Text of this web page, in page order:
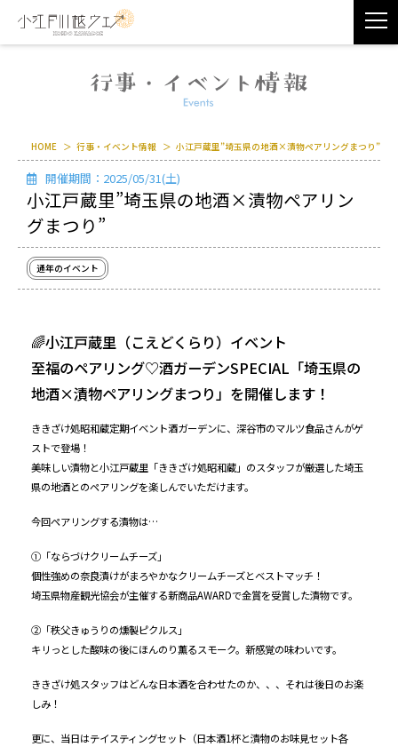
HOME 行事・イベント情報 小江戸蔵里”埼玉県の地酒×漬物ペアリングまつり”
開催期間：2025/05/31(土)
小江戸蔵里”埼玉県の地酒×漬物ペアリン
グまつり”
通年のイベント
🌈小江戸蔵里（こえどくらり）イベント
至福のペアリング♡酒ガーデンSPECIAL「埼玉県の
地酒×漬物ペアリングまつり」を開催します！
ききざけ処昭和蔵定期イベント酒ガーデンに、深谷市のマルツ食品さんがゲ
ストで登場！
美味しい漬物と小江戸蔵里「ききざけ処昭和蔵」のスタッフが厳選した埼玉
県の地酒とのペアリングを楽しんでいただけます。
今回ペアリングする漬物は…
①「ならづけクリームチーズ」
個性強めの奈良漬けがまろやかなクリームチーズとベストマッチ！
埼玉県物産観光協会が主催する新商品AWARDで金賞を受賞した漬物です。
②「秩父きゅうりの燻製ピクルス」
キリっとした酸味の後にほんのり薫るスモーク。新感覚の味わいです。
ききざけ処スタッフはどんな日本酒を合わせたのか、、、それは後日のお楽
しみ！
更に、当日はテイスティングセット（日本酒1杯と漬物のお味見セット各